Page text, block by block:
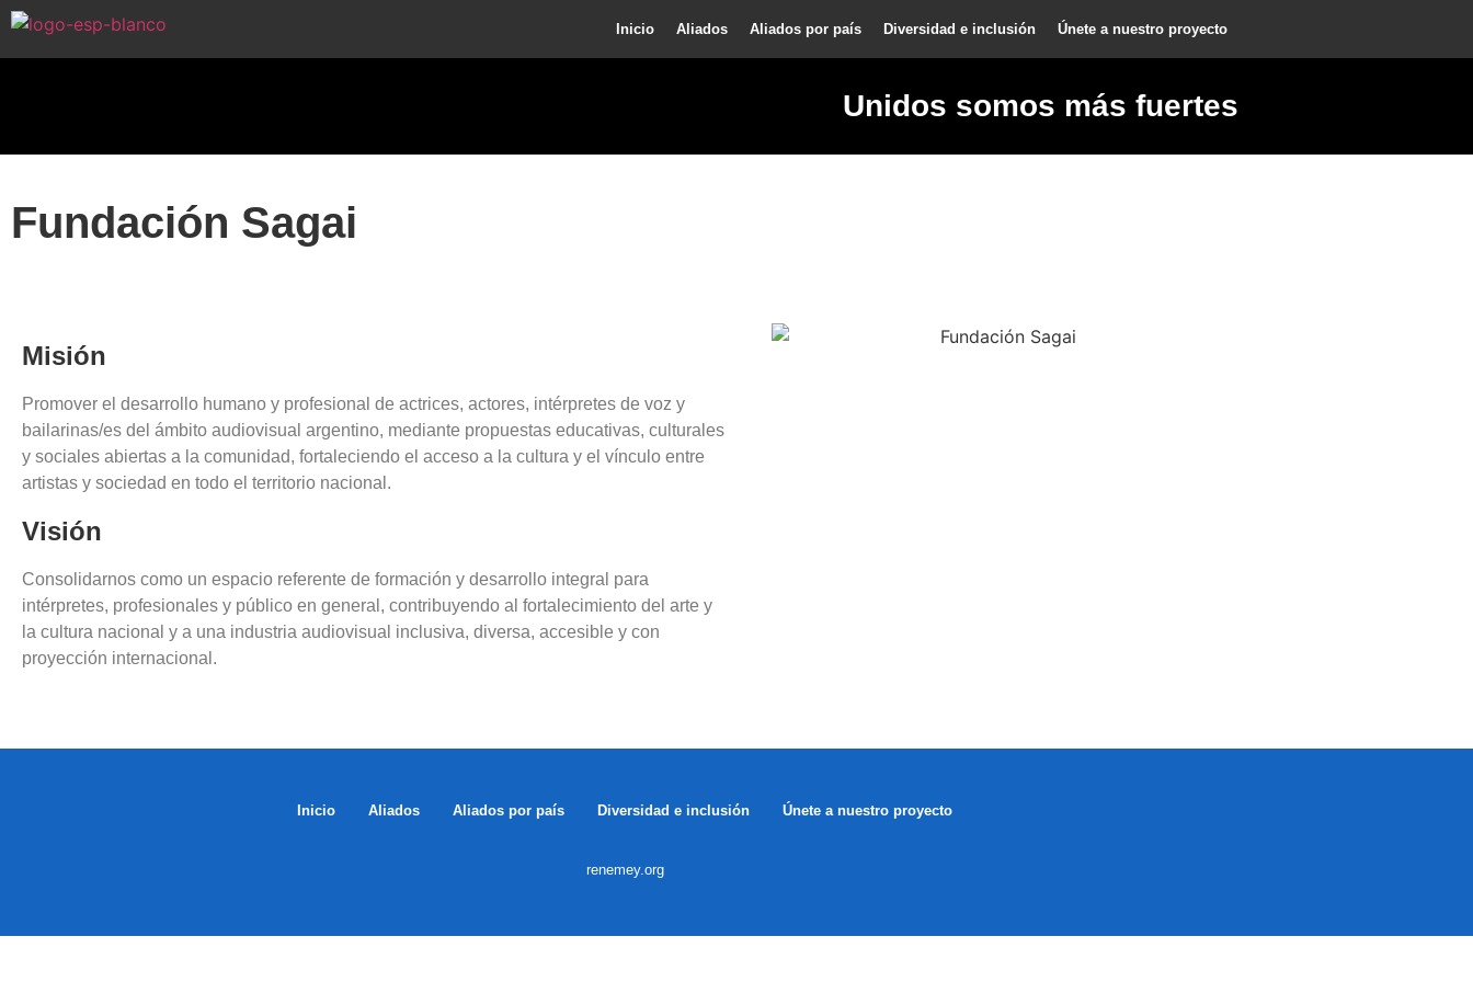
Inicio Aliados Aliados por país Diversidad e inclusión Únete a nuestro proyecto
Unidos somos más fuertes
Fundación Sagai
Misión
Promover el desarrollo humano y profesional de actrices, actores, intérpretes de voz y
bailarinas/es del ámbito audiovisual argentino, mediante propuestas educativas, culturales
y sociales abiertas a la comunidad, fortaleciendo el acceso a la cultura y el vínculo entre
artistas y sociedad en todo el territorio nacional.
Visión
Consolidarnos como un espacio referente de formación y desarrollo integral para
intérpretes, profesionales y público en general, contribuyendo al fortalecimiento del arte y
la cultura nacional y a una industria audiovisual inclusiva, diversa, accesible y con
proyección internacional.
Inicio Aliados Aliados por país Diversidad e inclusión Únete a nuestro proyecto
renemey.org